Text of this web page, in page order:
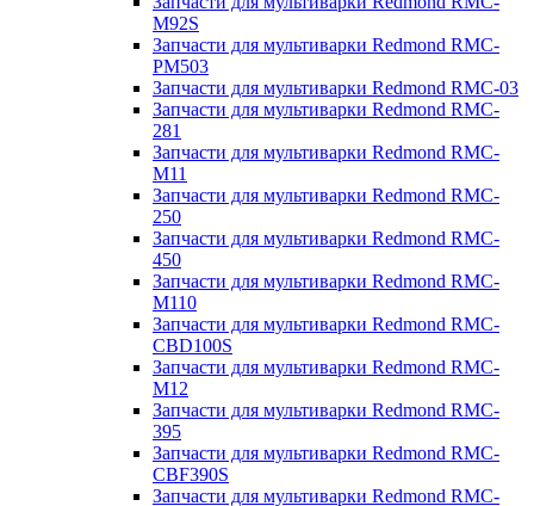
M92S
Запчасти для мультиварки Redmond RMC-
PM503
Запчасти для мультиварки Redmond RMC-03
Запчасти для мультиварки Redmond RMC-
281
Запчасти для мультиварки Redmond RMC-
M11
Запчасти для мультиварки Redmond RMC-
250
Запчасти для мультиварки Redmond RMC-
450
Запчасти для мультиварки Redmond RMC-
M110
Запчасти для мультиварки Redmond RMC-
CBD100S
Запчасти для мультиварки Redmond RMC-
M12
Запчасти для мультиварки Redmond RMC-
395
Запчасти для мультиварки Redmond RMC-
CBF390S
Запчасти для мультиварки Redmond RMC-